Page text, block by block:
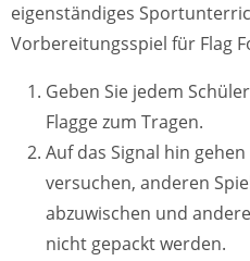
eigenständiges
Vorbereitungsspiel für Flag
Geben Sie jedem
Flagge zum Tragen.
Auf das Signal hin
versuchen, anderen
abzuwischen und
nicht gepackt werden.